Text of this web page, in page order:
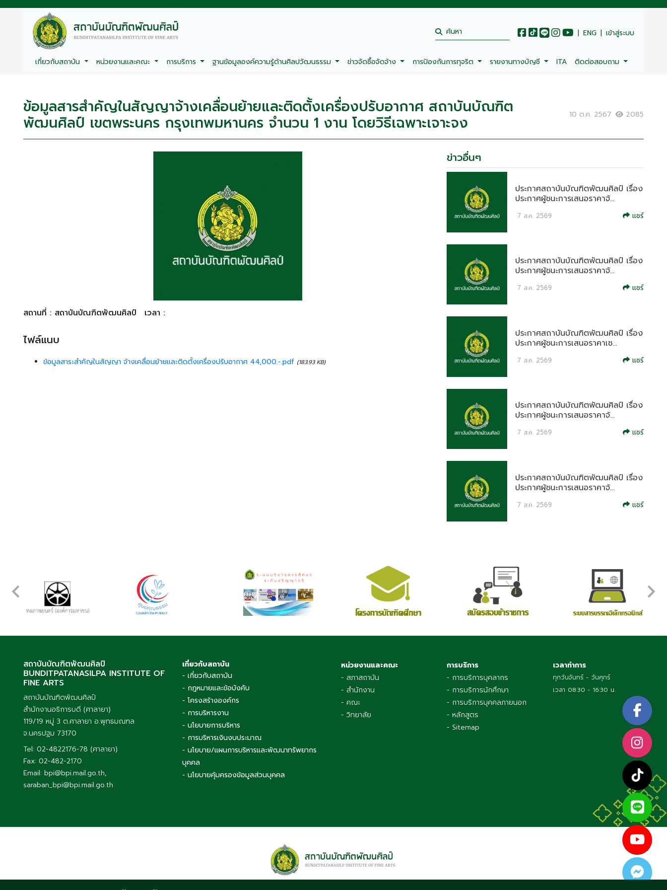
| ENG | เข้าสู่ระบบ
เกี่ยวกับสถาบัน หน่วยงานและคณะ การบริการ ฐานข้อมูลองค์ความรู้ด้านศิลปวัฒนธรรม ข่าวจัดซื้อจัดจ้าง การป้องกันการทุจริต รายงานทางบัญชี ITA ติดต่อสอบถาม
ข้อมูลสารสำคัญในสัญญาจ้างเคลื่อนย้ายและติดตั้งเครื่องปรับอากาศ สถาบันบัณฑิต
พัฒนศิลป์ เขตพระนคร กรุงเทพมหานคร จำนวน 1 งาน โดยวิธีเฉพาะเจาะจง 10 ต.ค. 2567 2085
สถานที่ : สถาบันบัณฑิตพัฒนศิลป์ เวลา :
ไฟล์แนบ
ข้อมูลสาระสำคัญในสัญญา จ้างเคลื่อนย้ายและติดตั้งเครื่องปรับอากาศ 44,000.-.pdf (183.93 KB)
ข่าวอื่นๆ
ประกาศสถาบันบัณฑิตพัฒนศิลป์ เรื่อง
ประกาศผู้ชนะการเสนอราคาจ้...
7 ส.ค. 2569 แชร์
ประกาศสถาบันบัณฑิตพัฒนศิลป์ เรื่อง
ประกาศผู้ชนะการเสนอราคาจ้...
7 ส.ค. 2569 แชร์
ประกาศสถาบันบัณฑิตพัฒนศิลป์ เรื่อง
ประกาศผู้ชนะการเสนอราคาเช...
7 ส.ค. 2569 แชร์
ประกาศสถาบันบัณฑิตพัฒนศิลป์ เรื่อง
ประกาศผู้ชนะการเสนอราคาจ้...
7 ส.ค. 2569 แชร์
ประกาศสถาบันบัณฑิตพัฒนศิลป์ เรื่อง
ประกาศผู้ชนะการเสนอราคาจ้...
7 ส.ค. 2569 แชร์
สถาบันบัณฑิตพัฒนศิลป์
BUNDITPATANASILPA INSTITUTE OF
FINE ARTS
สถาบันบัณฑิตพัฒนศิลป์
สำนักงานอธิการบดี (ศาลายา)
119/19 หมู่ 3 ต.ศาลายา อ.พุทธมณฑล
จ.นครปฐม 73170
Tel: 02-4822176-78 (ศาลายา)
Fax: 02-482-2170
Email: bpi@bpi.mail.go.th,
saraban_bpi@bpi.mail.go.th
เกี่ยวกับสถาบัน
- เกี่ยวกับสถาบัน
- กฎหมายและข้อบังคับ
- โครงสร้างองค์กร
- การบริหารงาน
- นโยบายการบริหาร
- การบริหารเงินงบประมาณ
- นโยบาย/แผนการบริหารและพัฒนาทรัพยากร
บุคคล
- นโยบายคุ้มครองข้อมูลส่วนบุคคล
หน่วยงานและคณะ
- สภาสถาบัน
- สำนักงาน
- คณะ
- วิทยาลัย
การบริการ
- การบริการบุคลากร
- การบริการนักศึกษา
- การบริการบุคคลภายนอก
- หลักสูตร
- Sitemap
เวลาทำการ
ทุกวันจันทร์ - วันศุกร์
เวลา 08:30 - 16:30 น.